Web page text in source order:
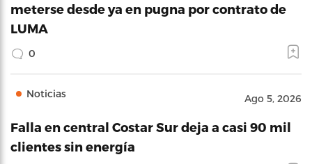
meterse desde ya en pugna por contrato de
LUMA
0
Noticias Ago 5, 2026
Falla en central Costar Sur deja a casi 90 mil
clientes sin energía